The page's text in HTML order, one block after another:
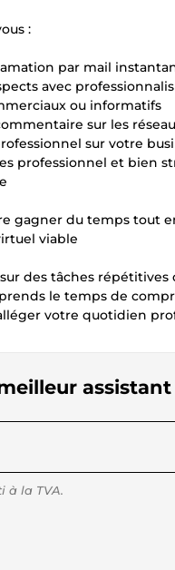
:
par mail
avec
ou informatifs
sur les
sur votre
professionnel et bien
gagner du temps tout
viable
des tâches
le temps de
votre quotidien
$US
à la TVA.